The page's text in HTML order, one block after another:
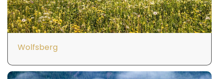
Wolfsberg